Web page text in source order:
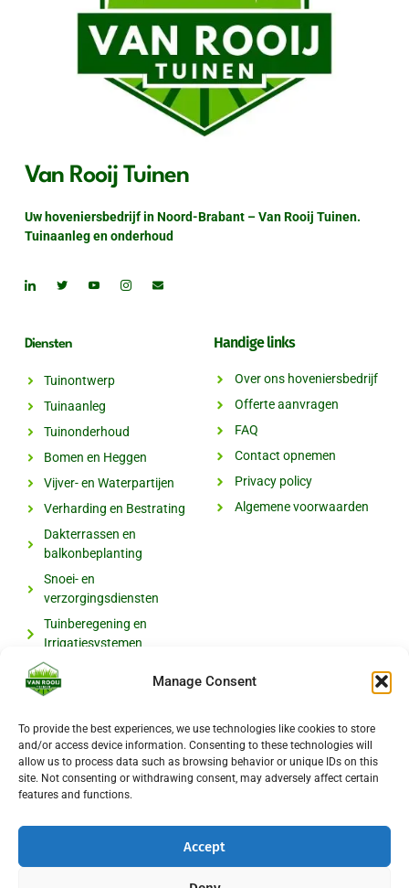
Manage Consent
To provide the best experiences, we use technologies like cookies to store
and/or access device information. Consenting to these technologies will
allow us to process data such as browsing behavior or unique IDs on this
site. Not consenting or withdrawing consent, may adversely affect certain
features and functions.
Accept
Van Rooij Tuinen
Uw hoveniersbedrijf in Noord-Brabant – Van Rooij Tuinen.
Tuinaanleg en onderhoud
Diensten
Tuinontwerp
Tuinaanleg
Tuinonderhoud
Bomen en Heggen
Vijver- en Waterpartijen
Verharding en Bestrating
Dakterrassen en
balkonbeplanting
Snoei- en
verzorgingsdiensten
Tuinberegening en
Irrigatiesystemen
Handige links
Over ons hoveniersbedrijf
Offerte aanvragen
FAQ
Contact opnemen
Privacy policy
Algemene voorwaarden
Contact
Van Rooij Tuinen
Nuijeneind 24
5761 RG Bakel, Noord-Brabant